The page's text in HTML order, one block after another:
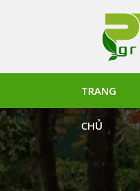
TRANG
CHỦ